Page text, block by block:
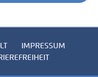
IMPRESSUM